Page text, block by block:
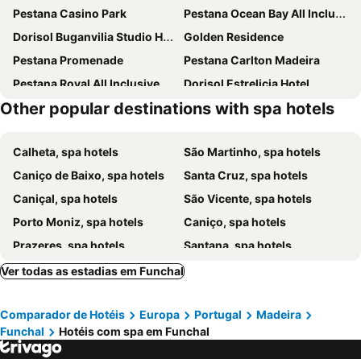
Pestana Casino Park
Pestana Ocean Bay All Inclusive
Dorisol Buganvilia Studio Hotel
Golden Residence
Pestana Promenade
Pestana Carlton Madeira
Pestana Royal All Inclusive Ocean & Spa Resort
Dorisol Estrelicia Hotel
Pestana Grand
TUI BLUE Madeira Gardens
Pestana CR7 Funchal
Vila Gale Santa Cruz
Enotel Lido
Pestana Village
Enotel Santo da Serra
Savoy Palace
Hotel Do Campo
Hotel Alto Lido
The Views Baia - Adults Only
Enotel Sunset Bay
Hotel Riu Madeira
The Vine Hotel
NEXT - by Savoy Signature
Pestana Vila Lido Madeira
Hotel O Colmo
Allegro Madeira - Adults Only
Other popular destinations with spa hotels
Calheta, spa hotels
São Martinho, spa hotels
Caniço de Baixo, spa hotels
Santa Cruz, spa hotels
Caniçal, spa hotels
São Vicente, spa hotels
Porto Moniz, spa hotels
Caniço, spa hotels
Prazeres, spa hotels
Santana, spa hotels
Ponta do Sol, spa hotels
Câmara de Lobos, spa hotels
Santo da Serra, spa hotels
Ponta Delgada, spa hotels
Boaventura, spa hotels
Ponta do Pargo, spa hotels
Ver todas as estadias em Funchal
Comparador de Hotéis Europa Portugal
Madeira
Funchal
Hotéis com spa em Funchal